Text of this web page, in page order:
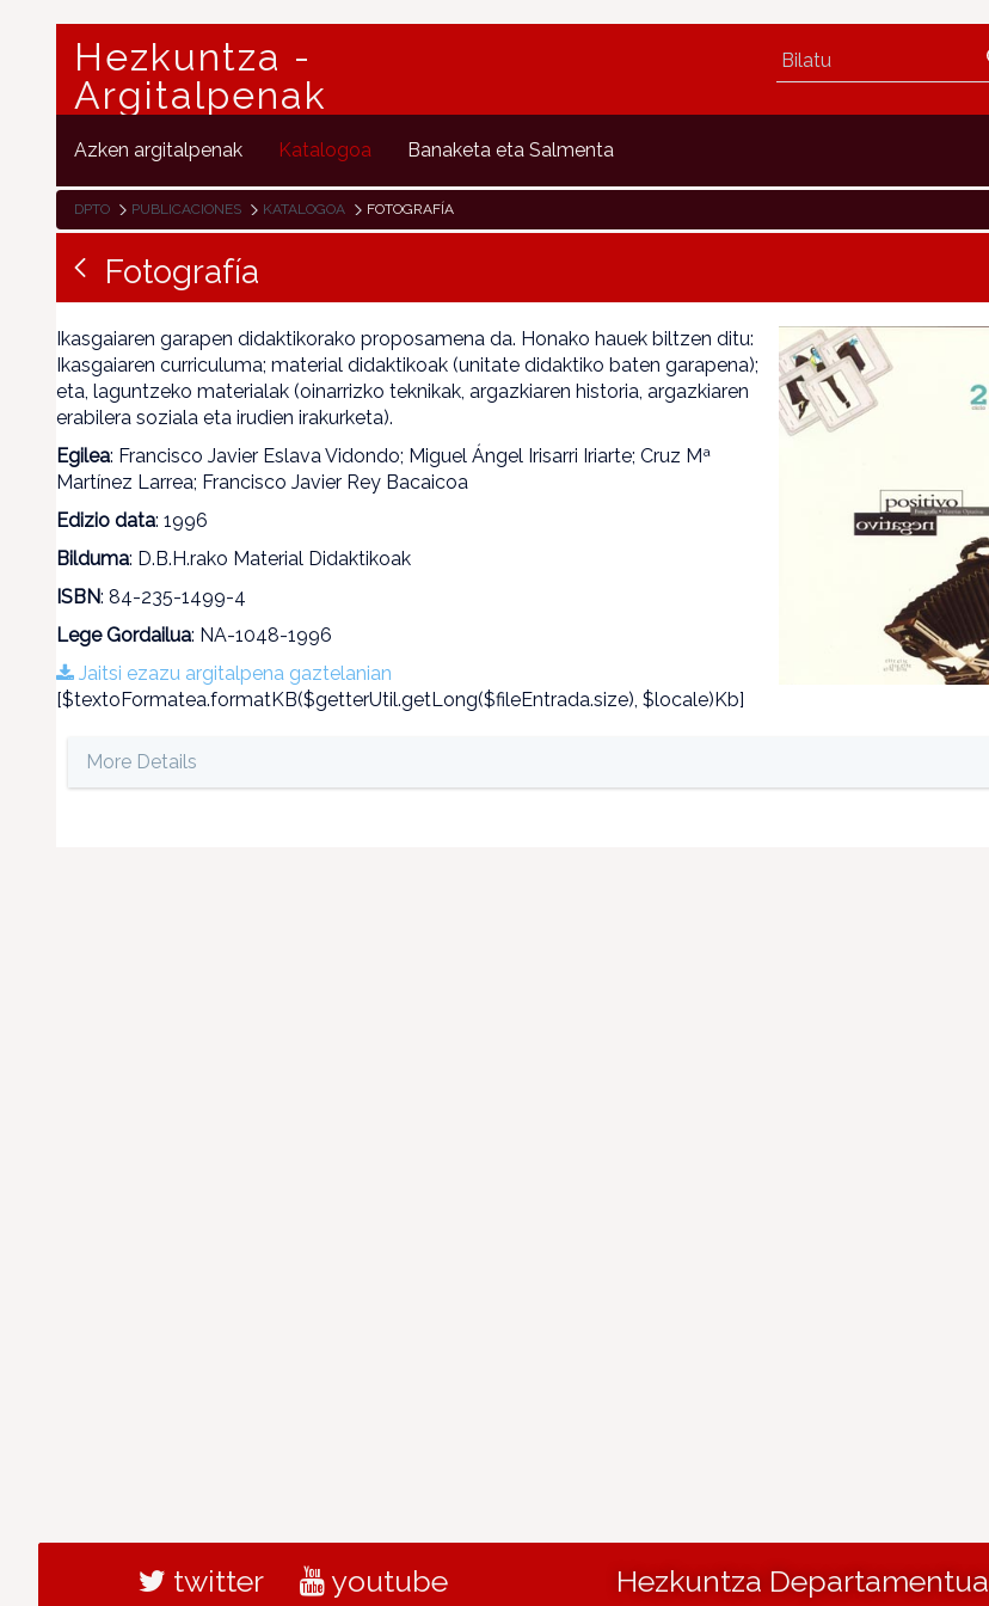
Hezkuntza -
Argitalpenak
Azken argitalpenak Katalogoa Banaketa eta Salmenta
DPTO PUBLICACIONES KATALOGOA FOTOGRAFÍA
Fotografía
Ikasgaiaren garapen didaktikorako proposamena da. Honako hauek biltzen ditu:
Ikasgaiaren curriculuma; material didaktikoak (unitate didaktiko baten garapena);
eta, laguntzeko materialak (oinarrizko teknikak, argazkiaren historia, argazkiaren
erabilera soziala eta irudien irakurketa).
Egilea: Francisco Javier Eslava Vidondo; Miguel Ángel Irisarri Iriarte; Cruz Mª
Martínez Larrea; Francisco Javier Rey Bacaicoa
Edizio data: 1996
Bilduma: D.B.H.rako Material Didaktikoak
ISBN: 84-235-1499-4
Lege Gordailua: NA-1048-1996
Jaitsi ezazu argitalpena gaztelanian
[$textoFormatea.formatKB($getterUtil.getLong($fileEntrada.size), $locale)Kb]
More Details
twitter youtube Hezkuntza Departamentua